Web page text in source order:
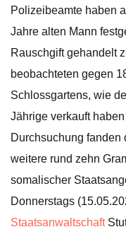
Polizeibeamte haben
Jahre alten Mann
Rauschgift gehandelt
beobachteten gegen
Schlossgartens, wie
Jährige verkauft
Durchsuchung fanden
weitere rund zehn
somalischer
Donnerstags
Staatsanwaltschaft